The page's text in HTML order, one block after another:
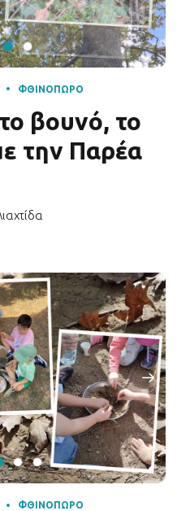
ΦΘΙΝΌΠΩΡΟ
βουνό, το
την Παρέα
ΦΘΙΝΌΠΩΡΟ